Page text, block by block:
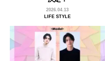
2026.04.13
LIFE STYLE